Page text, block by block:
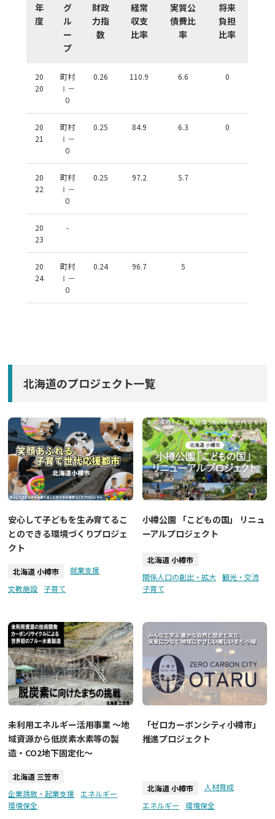
年
度
グ
ル
ー
プ
財政
力指
数
経常
収支
比率
実質公
債費比
率
将来
負担
比率
20
20
町村
Ⅰ－
０
0.26 110.9 6.6 0
20
21
町村
Ⅰ－
０
0.25 84.9 6.3 0
20
22
町村
Ⅰ－
０
0.25 97.2 5.7
20
23
-
20
24
町村
Ⅰ－
０
0.24 96.7 5
北海道のプロジェクト一覧
安心して子どもを生み育てるこ
とのできる環境づくりプロジェ
クト
北海道 小樽市
就業支援
文教施設
子育て
小樽公園 「こどもの国」 リニュ
ーアルプロジェクト
北海道 小樽市
関係人口の創出・拡大
観光・交流
子育て
未利用エネルギー活用事業 ～地
域資源から低炭素水素等の製
造・CO2地下固定化～
北海道 三笠市
企業誘致・起業支援
エネルギー
環境保全
「ゼロカーボンシティ小樽市」
推進プロジェクト
北海道 小樽市
人材育成
エネルギー
環境保全